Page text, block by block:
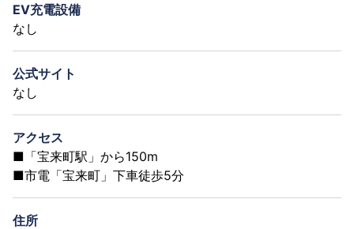
EV充電設備
なし
公式サイト
なし
アクセス
■「宝来町駅」から150m
■市電「宝来町」下車徒歩5分
住所